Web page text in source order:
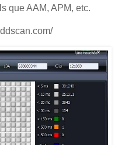
que AAM, APM, etc.